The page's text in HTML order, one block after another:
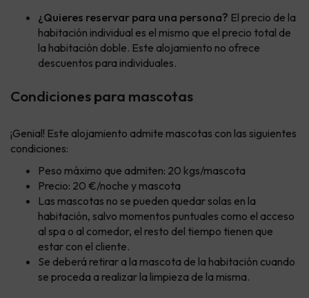
¿Quieres reservar para una persona? El precio de la
habitación individual es el mismo que el precio total de
la habitación doble. Este alojamiento no ofrece
descuentos para individuales.
Condiciones para mascotas
¡Genial! Este alojamiento admite mascotas con las siguientes
condiciones:
Peso máximo que admiten: 20 kgs/mascota
Precio: 20 €/noche y mascota
Las mascotas no se pueden quedar solas en la
habitación, salvo momentos puntuales como el acceso
al spa o al comedor, el resto del tiempo tienen que
estar con el cliente.
Se deberá retirar a la mascota de la habitación cuando
se proceda a realizar la limpieza de la misma.